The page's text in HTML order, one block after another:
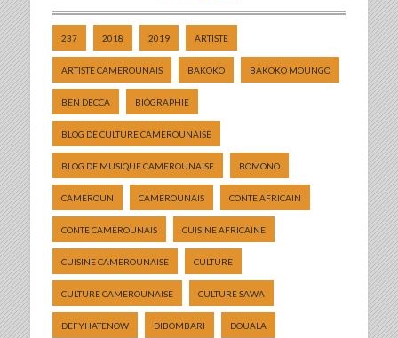
237 2018 2019 ARTISTE
ARTISTE CAMEROUNAIS BAKOKO BAKOKO MOUNGO
BEN DECCA BIOGRAPHIE
BLOG DE CULTURE CAMEROUNAISE
BLOG DE MUSIQUE CAMEROUNAISE BOMONO
CAMEROUN CAMEROUNAIS CONTE AFRICAIN
CONTE CAMEROUNAIS CUISINE AFRICAINE
CUISINE CAMEROUNAISE CULTURE
CULTURE CAMEROUNAISE CULTURE SAWA
DEFYHATENOW DIBOMBARI DOUALA